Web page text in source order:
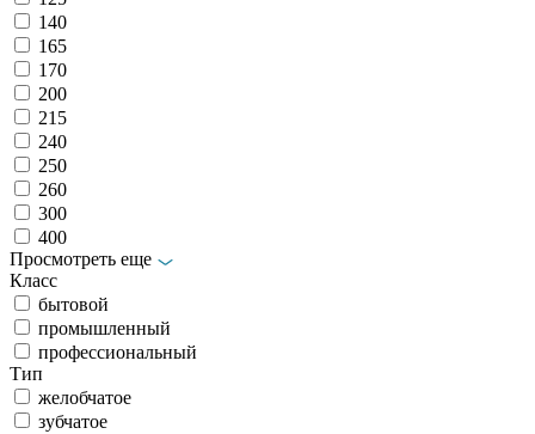
140
165
170
200
215
240
250
260
300
400
Просмотреть еще
Класс
бытовой
промышленный
профессиональный
Тип
желобчатое
зубчатое